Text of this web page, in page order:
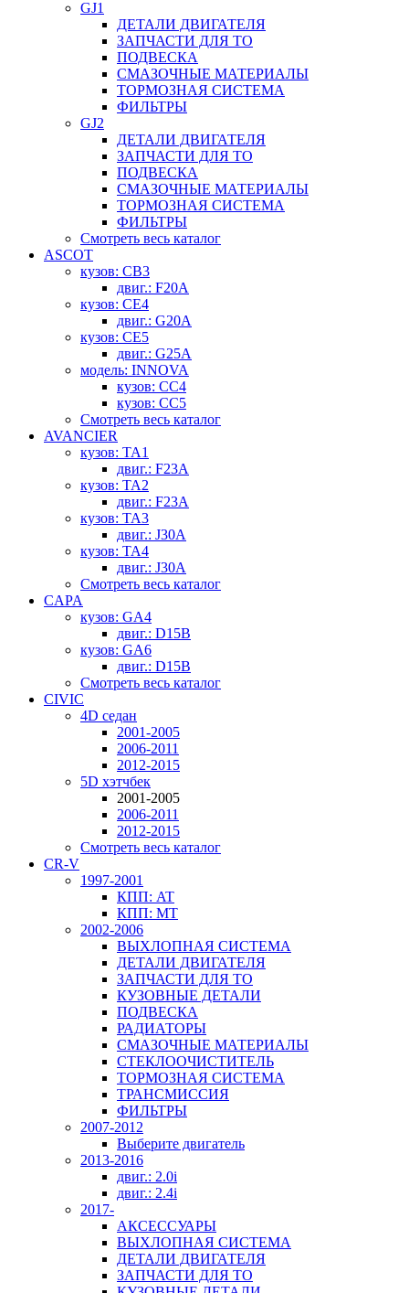
GJ1
ДЕТАЛИ ДВИГАТЕЛЯ
ЗАПЧАСТИ ДЛЯ ТО
ПОДВЕСКА
СМАЗОЧНЫЕ МАТЕРИАЛЫ
ТОРМОЗНАЯ СИСТЕМА
ФИЛЬТРЫ
GJ2
ДЕТАЛИ ДВИГАТЕЛЯ
ЗАПЧАСТИ ДЛЯ ТО
ПОДВЕСКА
СМАЗОЧНЫЕ МАТЕРИАЛЫ
ТОРМОЗНАЯ СИСТЕМА
ФИЛЬТРЫ
Смотреть весь каталог
ASCOT
кузов: CB3
двиг.: F20A
кузов: CE4
двиг.: G20A
кузов: CE5
двиг.: G25A
модель: INNOVA
кузов: CC4
кузов: CC5
Смотреть весь каталог
AVANCIER
кузов: TA1
двиг.: F23A
кузов: TA2
двиг.: F23A
кузов: TA3
двиг.: J30A
кузов: TA4
двиг.: J30A
Смотреть весь каталог
CAPA
кузов: GA4
двиг.: D15B
кузов: GA6
двиг.: D15B
Смотреть весь каталог
CIVIC
4D седан
2001-2005
2006-2011
2012-2015
5D хэтчбек
2001-2005
2006-2011
2012-2015
Смотреть весь каталог
CR-V
1997-2001
КПП: AT
КПП: MT
2002-2006
ВЫХЛОПНАЯ СИСТЕМА
ДЕТАЛИ ДВИГАТЕЛЯ
ЗАПЧАСТИ ДЛЯ ТО
КУЗОВНЫЕ ДЕТАЛИ
ПОДВЕСКА
РАДИАТОРЫ
СМАЗОЧНЫЕ МАТЕРИАЛЫ
СТЕКЛООЧИСТИТЕЛЬ
ТОРМОЗНАЯ СИСТЕМА
ТРАНСМИССИЯ
ФИЛЬТРЫ
2007-2012
Выберите двигатель
2013-2016
двиг.: 2.0i
двиг.: 2.4i
2017-
АКСЕССУАРЫ
ВЫХЛОПНАЯ СИСТЕМА
ДЕТАЛИ ДВИГАТЕЛЯ
ЗАПЧАСТИ ДЛЯ ТО